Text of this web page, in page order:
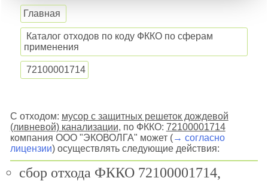
Главная
Каталог отходов по коду ФККО по сферам
применения
72100001714
С отходом: мусор с защитных решеток дождевой
(ливневой) канализации, по ФККО: 72100001714
компания ООО "ЭКОВОЛГА" может (→ согласно
лицензии) осуществлять следующие действия:
сбор отхода ФККО 72100001714,